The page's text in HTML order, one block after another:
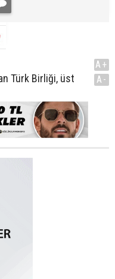
Türk Birliği, üst
A+
A-